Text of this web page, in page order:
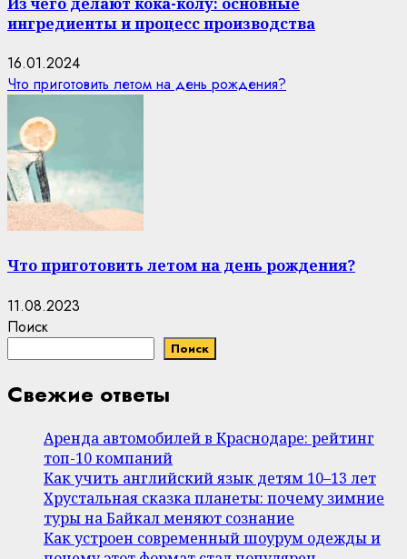
ингредиенты и процесс производства
16.01.2024
Что приготовить летом на день рождения?
Что приготовить летом на день рождения?
11.08.2023
Поиск
Поиск
Свежие ответы
Аренда автомобилей в Краснодаре: рейтинг
топ-10 компаний
Как учить английский язык детям 10–13 лет
Хрустальная сказка планеты: почему зимние
туры на Байкал меняют сознание
Как устроен современный шоурум одежды и